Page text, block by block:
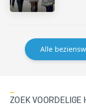
Alle
ZOEK VOORDELIGE